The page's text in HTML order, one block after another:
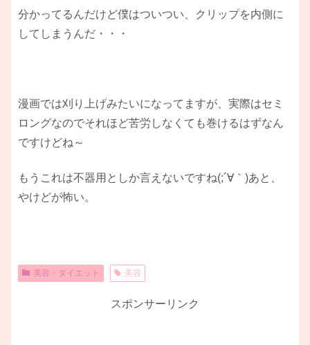
分かってるんだけど僕はついつい、クリップを内側に
してしまうんだ・・・
漫画では刈り上げみたいになってますが、実際はセミ
ロングなのでそれほど苦労しなくても巻けるはずなん
ですけどね～
もうこれは不器用としか言えないですね(;´∀｀)あと、
やけどが怖い。
美容・ダイエット 美容
スポンサーリンク